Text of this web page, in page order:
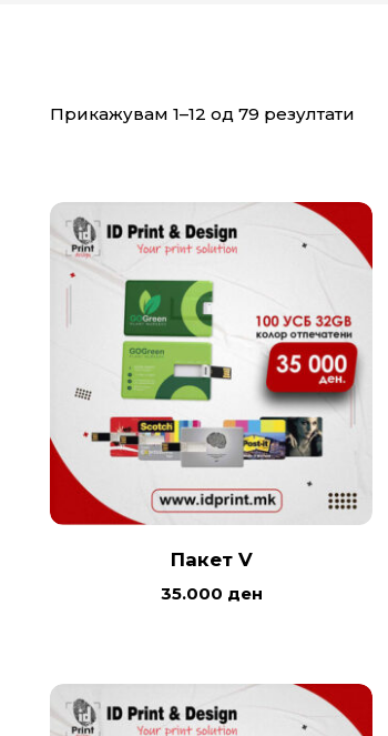
Прикажувам 1–12 од 79 резултати
Пакет V
35.000 ден